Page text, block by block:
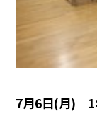
7月6日(月) 1